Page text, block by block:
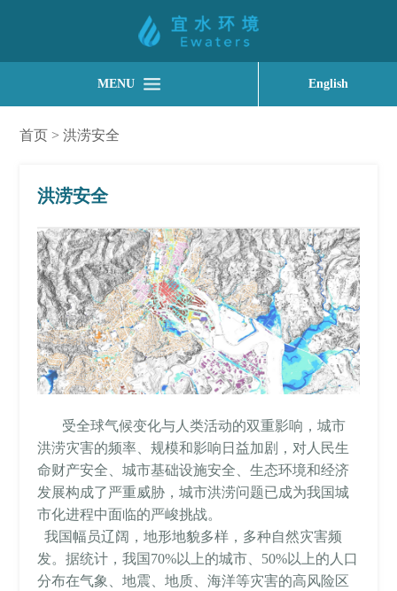
MENU English
首页 >洪涝安全
洪涝安全
受全球气候变化与人类活动的双重影响，城市
洪涝灾害的频率、规模和影响日益加剧，对人民生
命财产安全、城市基础设施安全、生态环境和经济
发展构成了严重威胁，城市洪涝问题已成为我国城
市化进程中面临的严峻挑战。
我国幅员辽阔，地形地貌多样，多种自然灾害频
发。据统计，我国70%以上的城市、50%以上的人口
分布在气象、地震、地质、海洋等灾害的高风险区